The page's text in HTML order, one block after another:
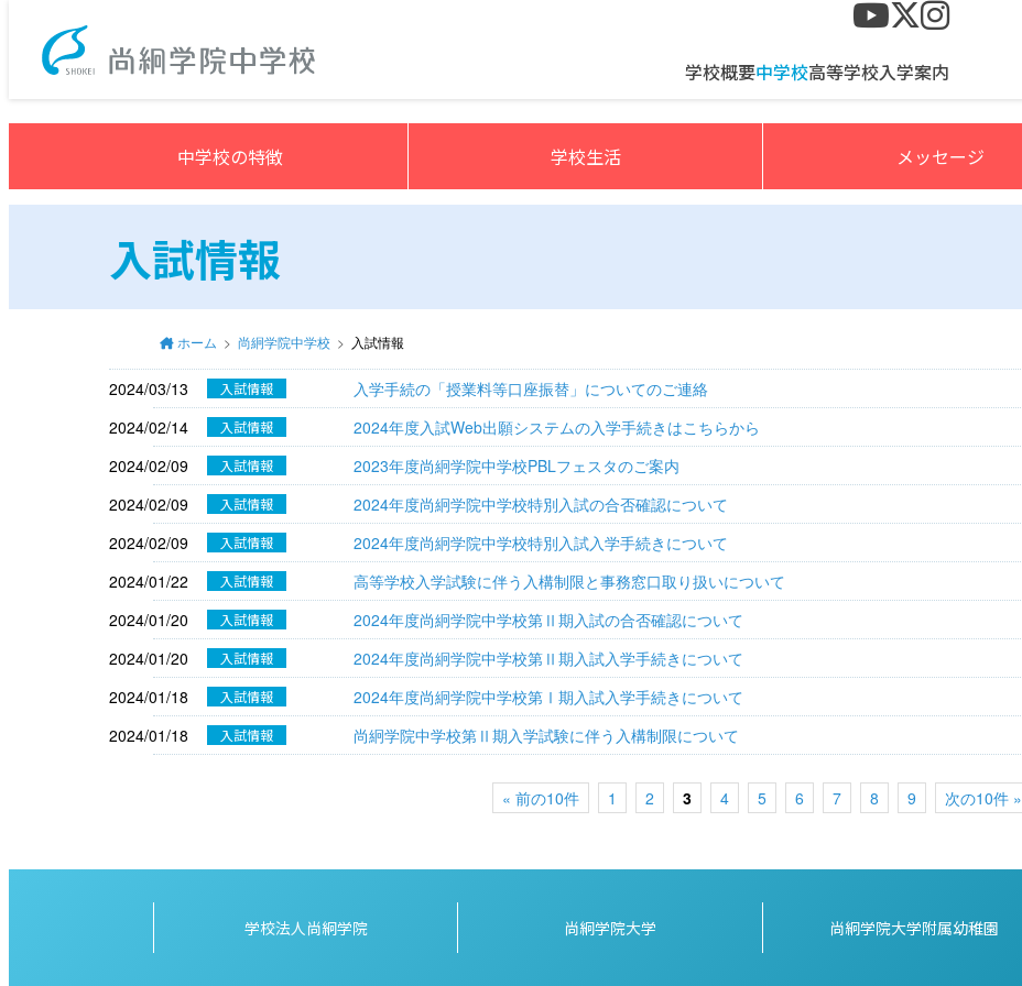
学校概要中学校高等学校入学案内
中学校の特徴 学校生活 メッセージ
入試情報
ホーム 尚絅学院中学校 入試情報
2024/03/13 入試情報
入学手続の「授業料等口座振替」についてのご連絡
2024/02/14
入試情報
2024年度入試Web出願システムの入学手続きはこちらから
2024/02/09
入試情報
2023年度尚絅学院中学校PBLフェスタのご案内
2024/02/09
入試情報
2024年度尚絅学院中学校特別入試の合否確認について
2024/02/09
入試情報
2024年度尚絅学院中学校特別入試入学手続きについて
2024/01/22
入試情報
高等学校入学試験に伴う入構制限と事務窓口取り扱いについて
2024/01/20
入試情報
2024年度尚絅学院中学校第Ⅱ期入試の合否確認について
2024/01/20
入試情報
2024年度尚絅学院中学校第Ⅱ期入試入学手続きについて
2024/01/18
入試情報
2024年度尚絅学院中学校第Ⅰ期入試入学手続きについて
2024/01/18
入試情報 尚絅学院中学校第Ⅱ期入学試験に伴う入構制限について
« 前の10件 1 2 3 4 5 6 7 8 9 次の10件 »
学校法人尚絅学院 尚絅学院大学 尚絅学院大学附属幼稚園